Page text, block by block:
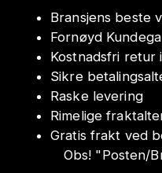
Bransjens beste
Fornøyd
Kostnadsfri retur
Sikre
Raske levering
Rimelige
Gratis frakt ved
Obs! "Posten/